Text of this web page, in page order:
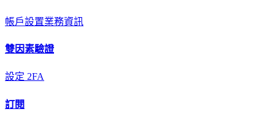
帳戶設置業務資訊
雙因素驗證
設定 2FA
訂閱